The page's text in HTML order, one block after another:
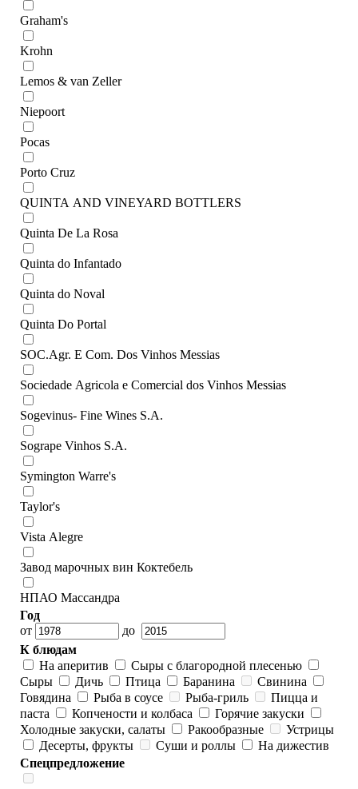
Graham's
Krohn
Lemos & van Zeller
Niepoort
Pocas
Porto Cruz
QUINTA AND VINEYARD BOTTLERS
Quinta De La Rosa
Quinta do Infantado
Quinta do Noval
Quinta Do Portal
SOC.Agr. E Com. Dos Vinhos Messias
Sociedade Agricola e Comercial dos Vinhos Messias
Sogevinus- Fine Wines S.A.
Sogrape Vinhos S.A.
Symington Warre's
Taylor's
Vista Alegre
Завод марочных вин Коктебель
НПАО Массандра
Год
от
до
К блюдам
На аперитив
Сыры с благородной плесенью
Сыры
Дичь Птица Баранина
Свинина
Говядина
Рыба в соусе Рыба-гриль
Пицца и
паста
Копчености и колбаса
Горячие закуски
Холодные закуски, салаты
Ракообразные
Устрицы
Десерты, фрукты
Суши и роллы
На дижестив
Спецпредложение